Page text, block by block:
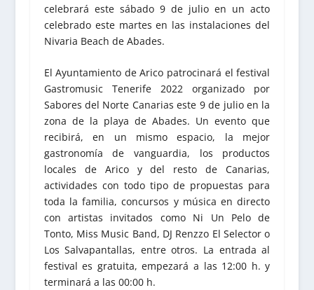
celebrará este sábado 9 de julio en un acto
celebrado este martes en las instalaciones del
Nivaria Beach de Abades.
El Ayuntamiento de Arico patrocinará el festival
Gastromusic Tenerife 2022 organizado por
Sabores del Norte Canarias este 9 de julio en la
zona de la playa de Abades. Un evento que
recibirá, en un mismo espacio, la mejor
gastronomía de vanguardia, los productos
locales de Arico y del resto de Canarias,
actividades con todo tipo de propuestas para
toda la familia, concursos y música en directo
con artistas invitados como Ni Un Pelo de
Tonto, Miss Music Band, DJ Renzzo El Selector o
Los Salvapantallas, entre otros. La entrada al
festival es gratuita, empezará a las 12:00 h. y
terminará a las 00:00 h.